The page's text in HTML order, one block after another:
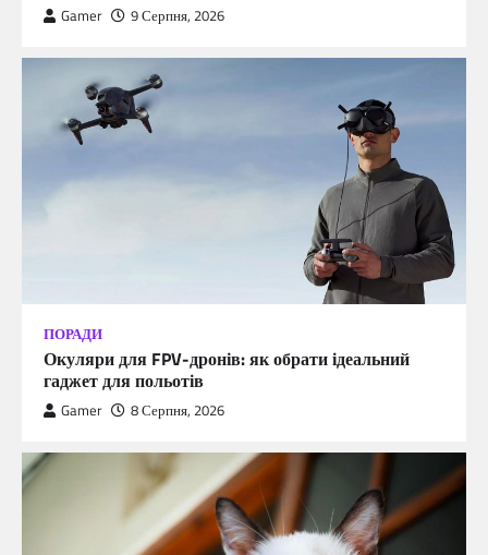
Gamer 9 Серпня, 2026
ПОРАДИ
Окуляри для FPV-дронів: як обрати ідеальний
гаджет для польотів
Gamer 8 Серпня, 2026